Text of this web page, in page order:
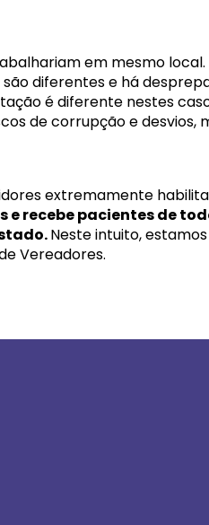
em mesmo
diferentes e há
é diferente nestes
de corrupção e desvios,
extremamente
recebe pacientes de
Neste intuito,
Vereadores.